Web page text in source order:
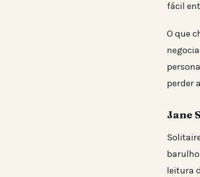
fácil
O que
perder
Jane
leitura